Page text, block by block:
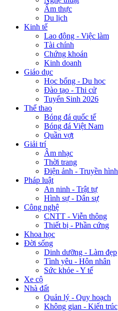
Ẩm thực
Du lịch
Kinh tế
Lao động - Việc làm
Tài chính
Chứng khoán
Kinh doanh
Giáo dục
Học bổng - Du học
Đào tạo - Thi cử
Tuyển Sinh 2026
Thể thao
Bóng đá quốc tế
Bóng đá Việt Nam
Quần vợt
Giải trí
Âm nhạc
Thời trang
Điện ảnh - Truyền hình
Pháp luật
An ninh - Trật tự
Hình sự - Dân sự
Công nghệ
CNTT - Viễn thông
Thiết bị - Phần cứng
Khoa học
Đời sống
Dinh dưỡng - Làm đẹp
Tình yêu - Hôn nhân
Sức khỏe - Y tế
Xe cộ
Nhà đất
Quản lý - Quy hoạch
Không gian - Kiến trúc